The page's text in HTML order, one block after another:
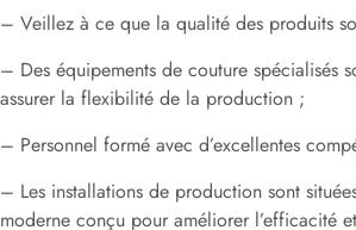
– Veillez à ce que la qualité des produits
– Des équipements de couture spécialisés
assurer la flexibilité de la production ;
– Personnel formé avec d’excellentes
– Les installations de production sont
moderne conçu pour améliorer l’efficacité